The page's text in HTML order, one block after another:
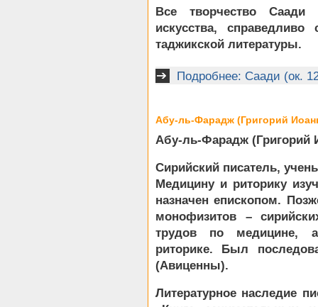
Все творчество Саади
искусства, справедливо
таджикской литературы.
Подробнее: Саади (ок.
Абу-ль-Фарадж (Григорий
Абу-ль-Фарадж (Григорий
Сирийский писатель,
Медицину и риторику
назначен епископом.
монофизитов –
трудов по медицине,
риторике. Был
(Авиценны).
Литературное наследие